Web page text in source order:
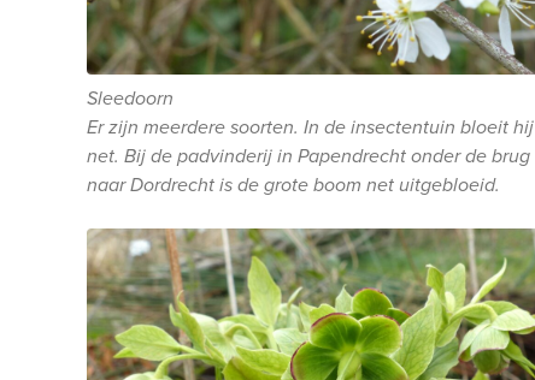
Sleedoorn
Er zijn meerdere soorten. In de insectentuin bloeit hij
net. Bij de padvinderij in Papendrecht onder de brug
naar Dordrecht is de grote boom net uitgebloeid.